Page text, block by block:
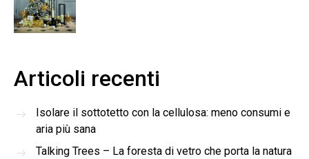
Articoli recenti
Isolare il sottotetto con la cellulosa: meno consumi e
aria più sana
Talking Trees – La foresta di vetro che porta la natura